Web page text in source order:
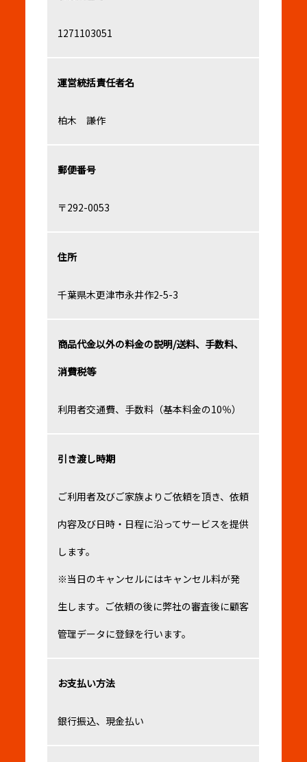
1271103051
運営統括責任者名
柏木 謙作
郵便番号
〒292-0053
住所
千葉県木更津市永井作2-5-3
商品代金以外の料金の説明/送料、手数料、
消費税等
利用者交通費、手数料（基本料金の10％）
引き渡し時期
ご利用者及びご家族よりご依頼を頂き、依頼
内容及び日時・日程に沿ってサービスを提供
します。
※当日のキャンセルにはキャンセル料が発
生します。ご依頼の後に弊社の審査後に顧客
管理データに登録を行います。
お支払い方法
銀行振込、現金払い